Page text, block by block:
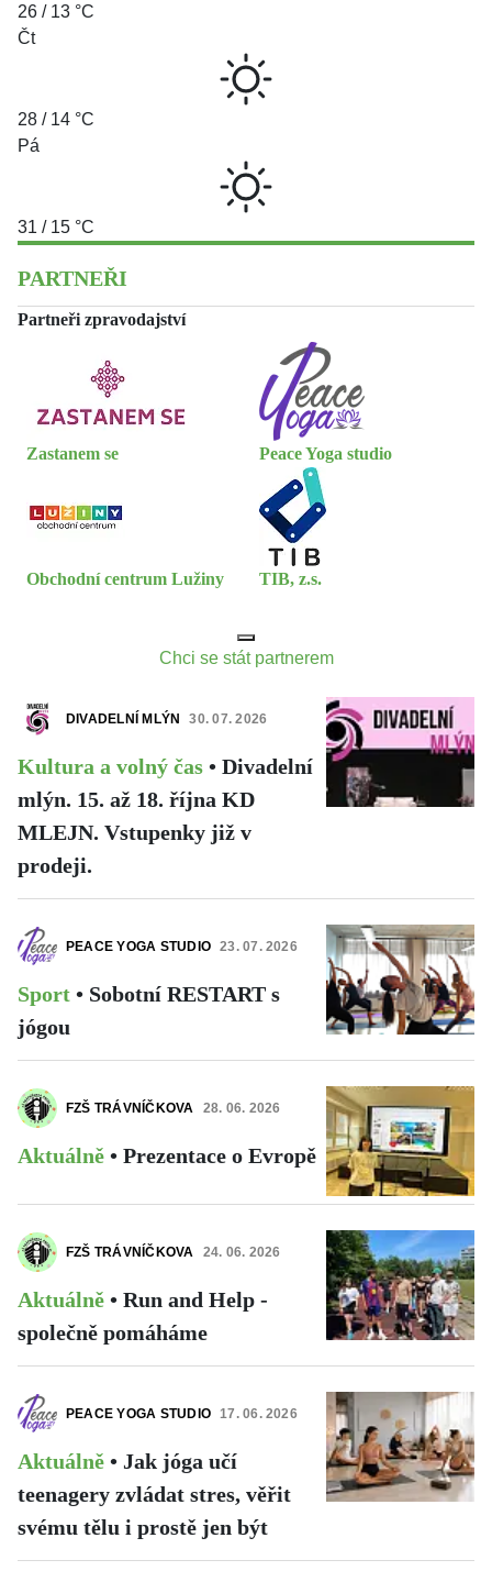
26 / 13 °C
Čt
28 / 14 °C
Pá
31 / 15 °C
PARTNEŘI
Partneři zpravodajství
Zastanem se Peace Yoga studio
Obchodní centrum Lužiny TIB, z.s.
Chci se stát partnerem
DIVADELNÍ MLÝN 30. 07. 2026
Kultura a volný čas • Divadelní
mlýn. 15. až 18. října KD
MLEJN. Vstupenky již v
prodeji.
PEACE YOGA STUDIO 23. 07. 2026
Sport • Sobotní RESTART s
jógou
FZŠ TRÁVNÍČKOVA 28. 06. 2026
Aktuálně • Prezentace o Evropě
FZŠ TRÁVNÍČKOVA 24. 06. 2026
Aktuálně • Run and Help -
společně pomáháme
PEACE YOGA STUDIO 17. 06. 2026
Aktuálně • Jak jóga učí
teenagery zvládat stres, věřit
svému tělu i prostě jen být